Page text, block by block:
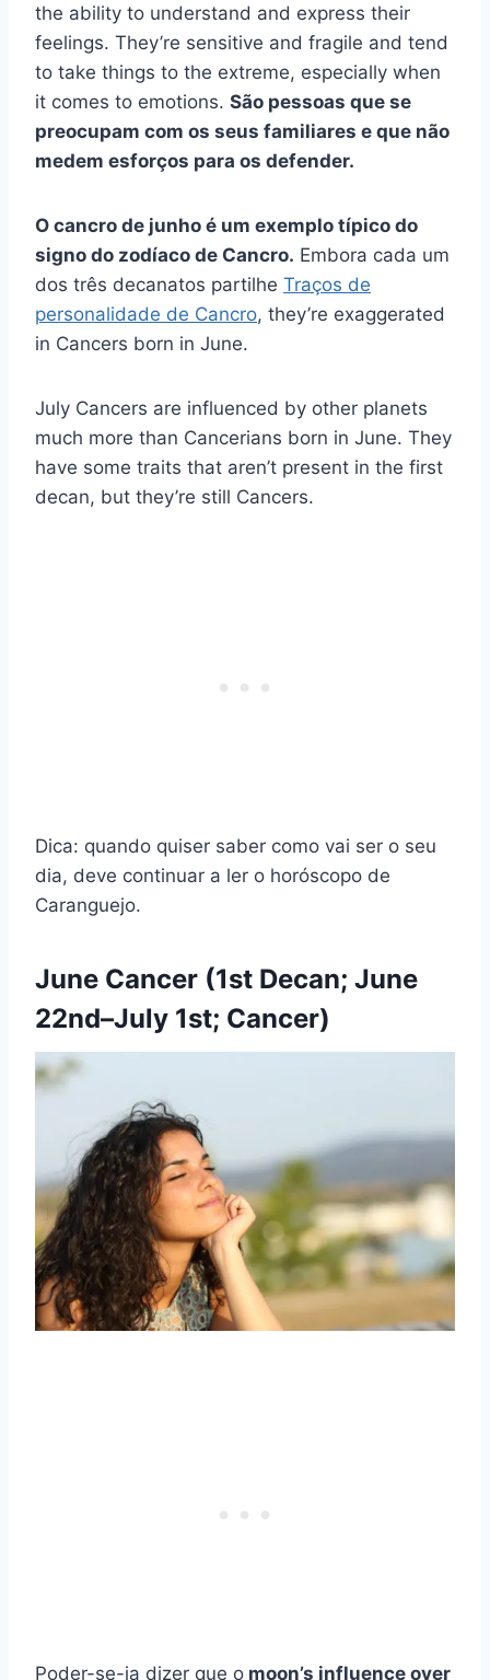
the ability to understand and express their
feelings. They’re sensitive and fragile and tend
to take things to the extreme, especially when
it comes to emotions. São pessoas que se
preocupam com os seus familiares e que não
medem esforços para os defender.
O cancro de junho é um exemplo típico do
signo do zodíaco de Cancro. Embora cada um
dos três decanatos partilhe Traços de
personalidade de Cancro, they’re exaggerated
in Cancers born in June.
July Cancers are influenced by other planets
much more than Cancerians born in June. They
have some traits that aren’t present in the first
decan, but they’re still Cancers.
Dica: quando quiser saber como vai ser o seu
dia, deve continuar a ler o horóscopo de
Caranguejo.
June Cancer (1st Decan; June
22nd–July 1st; Cancer)
Poder-se-ia dizer que o moon’s influence over